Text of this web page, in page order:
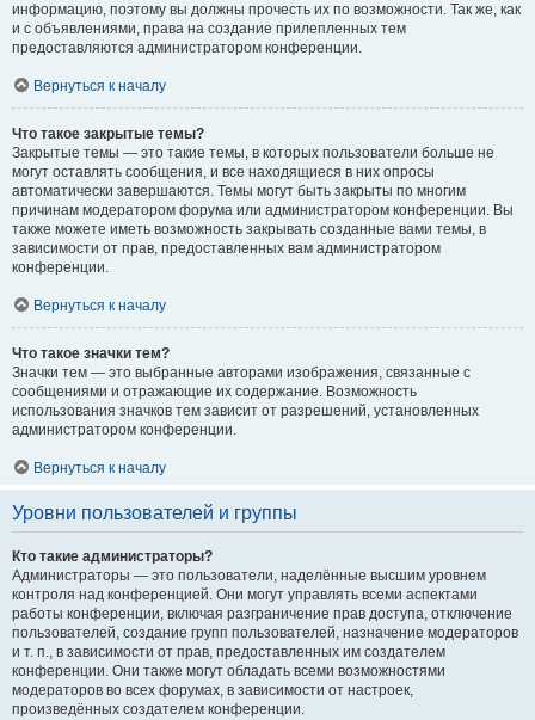
информацию, поэтому вы должны прочесть их по возможности. Так же, как
и с объявлениями, права на создание прилепленных тем
предоставляются администратором конференции.
Вернуться к началу
Что такое закрытые темы?
Закрытые темы — это такие темы, в которых пользователи больше не
могут оставлять сообщения, и все находящиеся в них опросы
автоматически завершаются. Темы могут быть закрыты по многим
причинам модератором форума или администратором конференции. Вы
также можете иметь возможность закрывать созданные вами темы, в
зависимости от прав, предоставленных вам администратором
конференции.
Вернуться к началу
Что такое значки тем?
Значки тем — это выбранные авторами изображения, связанные с
сообщениями и отражающие их содержание. Возможность
использования значков тем зависит от разрешений, установленных
администратором конференции.
Вернуться к началу
Уровни пользователей и группы
Кто такие администраторы?
Администраторы — это пользователи, наделённые высшим уровнем
контроля над конференцией. Они могут управлять всеми аспектами
работы конференции, включая разграничение прав доступа, отключение
пользователей, создание групп пользователей, назначение модераторов
и т. п., в зависимости от прав, предоставленных им создателем
конференции. Они также могут обладать всеми возможностями
модераторов во всех форумах, в зависимости от настроек,
произведённых создателем конференции.